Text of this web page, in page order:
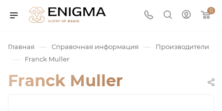
0
Главная — Справочная информация — Производители
— Franck Muller
Franck Muller